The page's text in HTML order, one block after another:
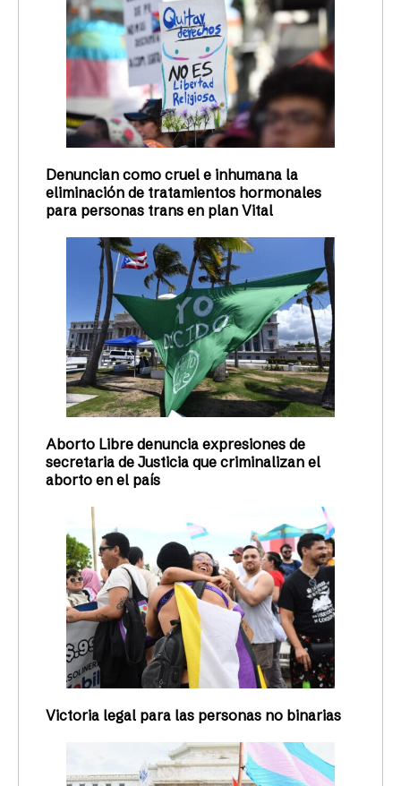
Denuncian como cruel e inhumana la
eliminación de tratamientos hormonales
para personas trans en plan Vital
Aborto Libre denuncia expresiones de
secretaria de Justicia que criminalizan el
aborto en el país
Victoria legal para las personas no binarias